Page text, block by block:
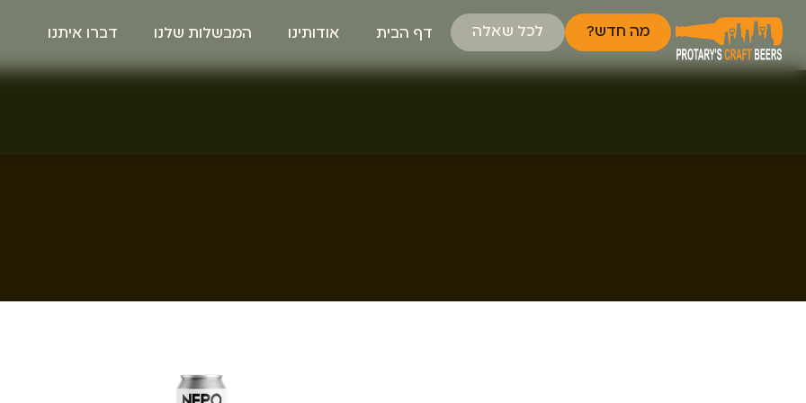
מה חדש? לכל שאלה דף הבית אודותינו המבשלות שלנו דברו איתנו